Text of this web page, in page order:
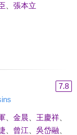
張本立
7.8
、 金晨 王慶祥、
、 曾江 吳岱融